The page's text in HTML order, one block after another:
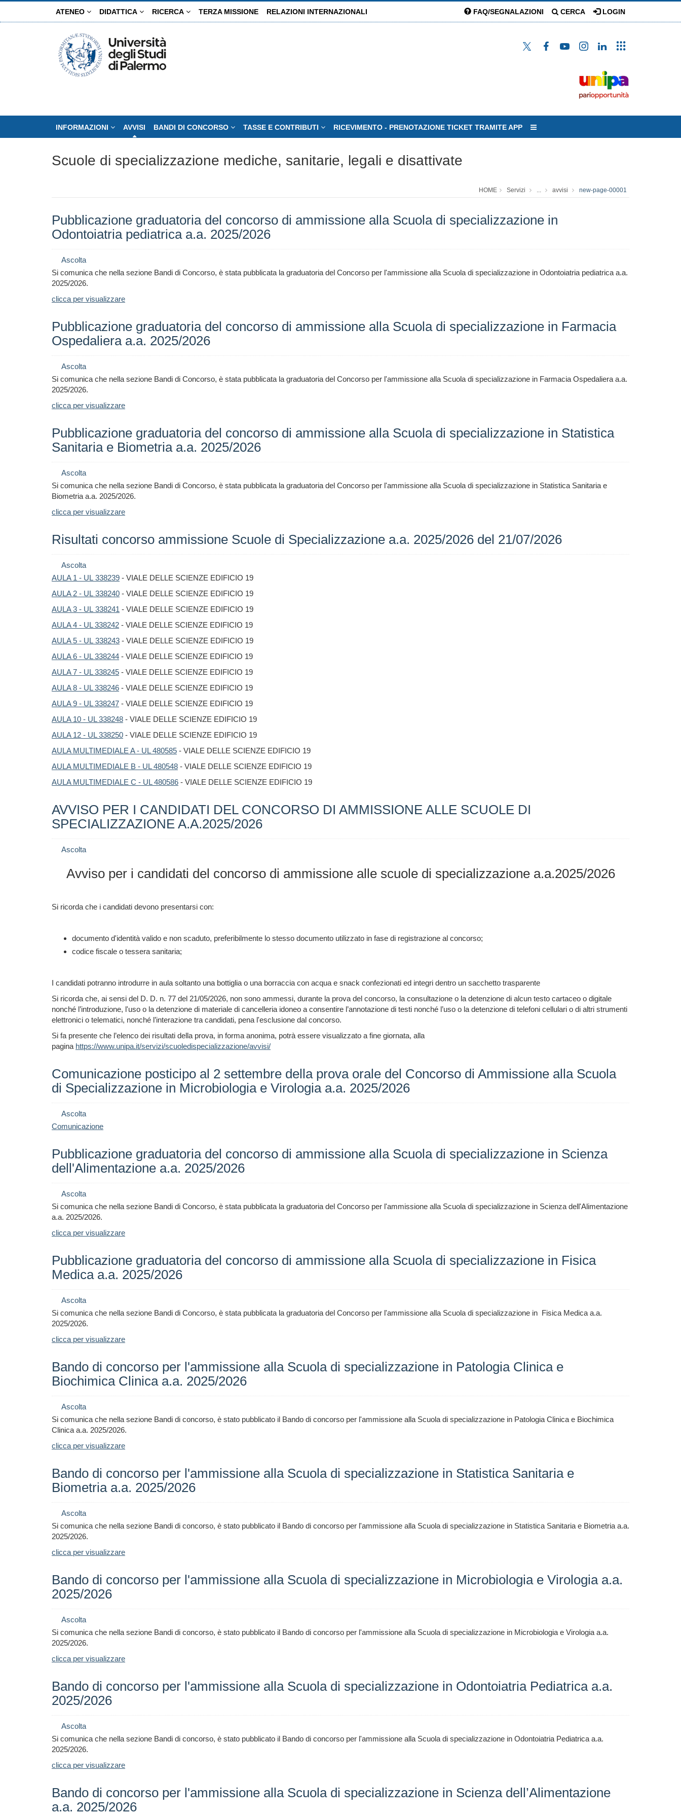
ATENEO DIDATTICA RICERCA TERZA MISSIONE RELAZIONI INTERNAZIONALI FAQ/SEGNALAZIONI CERCA LOGIN
INFORMAZIONI AVVISI BANDI DI CONCORSO TASSE E CONTRIBUTI RICEVIMENTO - PRENOTAZIONE TICKET TRAMITE APP
Scuole di specializzazione mediche, sanitarie, legali e disattivate
HOME Servizi ... avvisi new-page-00001
Pubblicazione graduatoria del concorso di ammissione alla Scuola di specializzazione in
Odontoiatria pediatrica a.a. 2025/2026
Ascolta
Si comunica che nella sezione Bandi di Concorso, è stata pubblicata la graduatoria del Concorso per l'ammissione alla Scuola di specializzazione in Odontoiatria pediatrica a.a.
2025/2026.
clicca per visualizzare
Pubblicazione graduatoria del concorso di ammissione alla Scuola di specializzazione in Farmacia
Ospedaliera a.a. 2025/2026
Ascolta
Si comunica che nella sezione Bandi di Concorso, è stata pubblicata la graduatoria del Concorso per l'ammissione alla Scuola di specializzazione in Farmacia Ospedaliera a.a.
2025/2026.
clicca per visualizzare
Pubblicazione graduatoria del concorso di ammissione alla Scuola di specializzazione in Statistica
Sanitaria e Biometria a.a. 2025/2026
Ascolta
Si comunica che nella sezione Bandi di Concorso, è stata pubblicata la graduatoria del Concorso per l'ammissione alla Scuola di specializzazione in Statistica Sanitaria e
Biometria a.a. 2025/2026.
clicca per visualizzare
Risultati concorso ammissione Scuole di Specializzazione a.a. 2025/2026 del 21/07/2026
Ascolta
AULA 1 - UL 338239 - VIALE DELLE SCIENZE EDIFICIO 19
AULA 2 - UL 338240 - VIALE DELLE SCIENZE EDIFICIO 19
AULA 3 - UL 338241 - VIALE DELLE SCIENZE EDIFICIO 19
AULA 4 - UL 338242 - VIALE DELLE SCIENZE EDIFICIO 19
AULA 5 - UL 338243 - VIALE DELLE SCIENZE EDIFICIO 19
AULA 6 - UL 338244 - VIALE DELLE SCIENZE EDIFICIO 19
AULA 7 - UL 338245 - VIALE DELLE SCIENZE EDIFICIO 19
AULA 8 - UL 338246 - VIALE DELLE SCIENZE EDIFICIO 19
AULA 9 - UL 338247 - VIALE DELLE SCIENZE EDIFICIO 19
AULA 10 - UL 338248 - VIALE DELLE SCIENZE EDIFICIO 19
AULA 12 - UL 338250 - VIALE DELLE SCIENZE EDIFICIO 19
AULA MULTIMEDIALE A - UL 480585 - VIALE DELLE SCIENZE EDIFICIO 19
AULA MULTIMEDIALE B - UL 480548 - VIALE DELLE SCIENZE EDIFICIO 19
AULA MULTIMEDIALE C - UL 480586 - VIALE DELLE SCIENZE EDIFICIO 19
AVVISO PER I CANDIDATI DEL CONCORSO DI AMMISSIONE ALLE SCUOLE DI
SPECIALIZZAZIONE A.A.2025/2026
Ascolta
Avviso per i candidati del concorso di ammissione alle scuole di specializzazione a.a.2025/2026
Si ricorda che i candidati devono presentarsi con:
documento d'identità valido e non scaduto, preferibilmente lo stesso documento utilizzato in fase di registrazione al concorso;
codice fiscale o tessera sanitaria;
I candidati potranno introdurre in aula soltanto una bottiglia o una borraccia con acqua e snack confezionati ed integri dentro un sacchetto trasparente
Si ricorda che, ai sensi del D. D. n. 77 del 21/05/2026, non sono ammessi, durante la prova del concorso, la consultazione o la detenzione di alcun testo cartaceo o digitale
nonché l’introduzione, l'uso o la detenzione di materiale di cancelleria idoneo a consentire l’annotazione di testi nonché l’uso o la detenzione di telefoni cellulari o di altri strumenti
elettronici o telematici, nonché l’interazione tra candidati, pena l'esclusione dal concorso.
Si fa presente che l’elenco dei risultati della prova, in forma anonima, potrà essere visualizzato a fine giornata, alla
pagina https://www.unipa.it/servizi/scuoledispecializzazione/avvisi/
Comunicazione posticipo al 2 settembre della prova orale del Concorso di Ammissione alla Scuola
di Specializzazione in Microbiologia e Virologia a.a. 2025/2026
Ascolta
Comunicazione
Pubblicazione graduatoria del concorso di ammissione alla Scuola di specializzazione in Scienza
dell'Alimentazione a.a. 2025/2026
Ascolta
Si comunica che nella sezione Bandi di Concorso, è stata pubblicata la graduatoria del Concorso per l'ammissione alla Scuola di specializzazione in Scienza dell'Alimentazione
a.a. 2025/2026.
clicca per visualizzare
Pubblicazione graduatoria del concorso di ammissione alla Scuola di specializzazione in Fisica
Medica a.a. 2025/2026
Ascolta
Si comunica che nella sezione Bandi di Concorso, è stata pubblicata la graduatoria del Concorso per l'ammissione alla Scuola di specializzazione in Fisica Medica a.a.
2025/2026.
clicca per visualizzare
Bando di concorso per l'ammissione alla Scuola di specializzazione in Patologia Clinica e
Biochimica Clinica a.a. 2025/2026
Ascolta
Si comunica che nella sezione Bandi di concorso, è stato pubblicato il Bando di concorso per l'ammissione alla Scuola di specializzazione in Patologia Clinica e Biochimica
Clinica a.a. 2025/2026.
clicca per visualizzare
Bando di concorso per l'ammissione alla Scuola di specializzazione in Statistica Sanitaria e
Biometria a.a. 2025/2026
Ascolta
Si comunica che nella sezione Bandi di concorso, è stato pubblicato il Bando di concorso per l'ammissione alla Scuola di specializzazione in Statistica Sanitaria e Biometria a.a.
2025/2026.
clicca per visualizzare
Bando di concorso per l'ammissione alla Scuola di specializzazione in Microbiologia e Virologia a.a.
2025/2026
Ascolta
Si comunica che nella sezione Bandi di concorso, è stato pubblicato il Bando di concorso per l'ammissione alla Scuola di specializzazione in Microbiologia e Virologia a.a.
2025/2026.
clicca per visualizzare
Bando di concorso per l'ammissione alla Scuola di specializzazione in Odontoiatria Pediatrica a.a.
2025/2026
Ascolta
Si comunica che nella sezione Bandi di concorso, è stato pubblicato il Bando di concorso per l'ammissione alla Scuola di specializzazione in Odontoiatria Pediatrica a.a.
2025/2026.
clicca per visualizzare
Bando di concorso per l'ammissione alla Scuola di specializzazione in Scienza dell’Alimentazione
a.a. 2025/2026